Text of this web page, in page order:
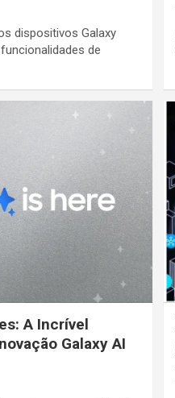
dispositivos Galaxy
de
A Incrível
Galaxy AI